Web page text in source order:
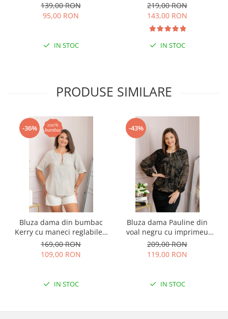
139,00 RON
95,00 RON
IN STOC
219,00 RON
143,00 RON
IN STOC
PRODUSE SIMILARE
-36%
Bluza dama din bumbac
Kerry cu maneci reglabile -
Ecru
169,00 RON
109,00 RON
IN STOC
-43%
Bluza dama Pauline din
voal negru cu imprimeu
floral auriu
209,00 RON
119,00 RON
IN STOC